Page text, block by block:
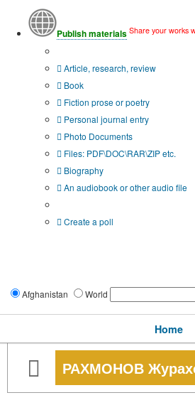
Publish materials Share your works
Article, research, review
Book
Fiction prose or poetry
Personal journal entry
Photo Documents
Files: PDF\DOC\RAR\ZIP etc.
Biography
An audiobook or other audio file
Create a poll
Afghanistan World
Home
РАХМОНОВ